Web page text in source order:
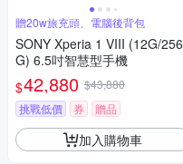
贈20w旅充頭、電腦後背包
SONY Xperia 1 VIII (12G/256
G) 6.5吋智慧型手機
$42,880 $43,880
挑戰低價
券 贈品
加入購物車